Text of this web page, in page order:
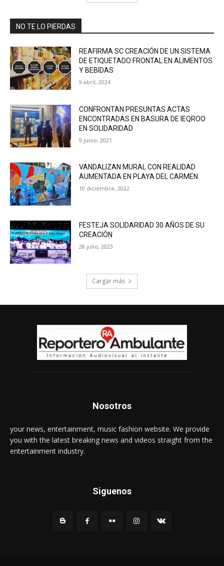
NO TE LO PIERDAS
REAFIRMA SC CREACIÓN DE UN SISTEMA
DE ETIQUETADO FRONTAL EN ALIMENTOS
Y BEBIDAS
9 abril, 2024
CONFRONTAN PRESUNTAS ACTAS
ENCONTRADAS EN BASURA DE IEQROO
EN SOLIDARIDAD
9 junio, 2021
VANDALIZAN MURAL CON REALIDAD
AUMENTADA EN PLAYA DEL CARMEN
10 diciembre, 2022
FESTEJA SOLIDARIDAD 30 AÑOS DE SU
CREACIÓN
28 julio, 2023
Cargar más
Nosotros
your news, entertainment, music fashion website. We provide
you with the latest breaking news and videos straight from the
entertainment industry.
Siguenos